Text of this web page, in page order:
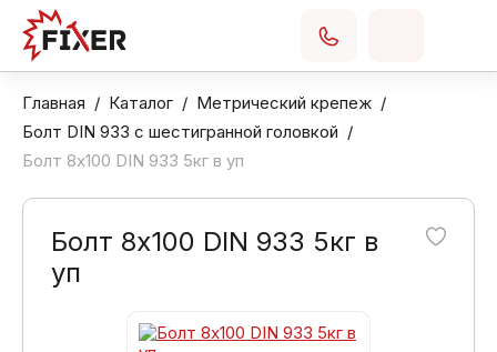
Главная Каталог
Метрический крепеж
Болт DIN 933 с шестигранной головкой
Болт 8х100 DIN 933 5кг в уп
Болт 8х100 DIN 933 5кг в
уп